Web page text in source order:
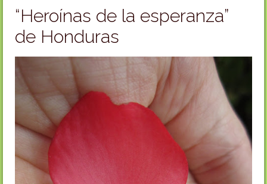
“Heroínas de la esperanza”
de Honduras